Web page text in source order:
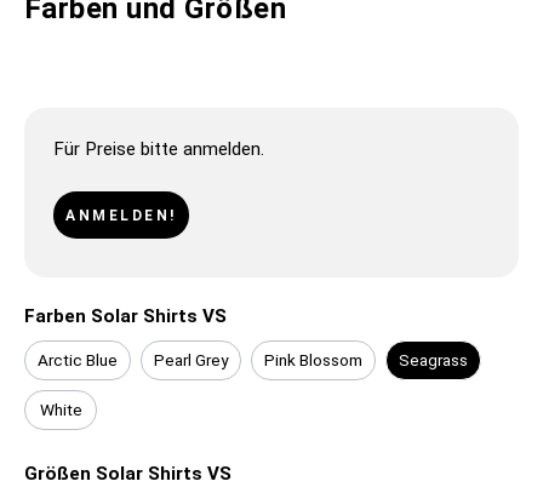
Farben und Größen
Für Preise bitte anmelden.
ANMELDEN!
Farben Solar Shirts VS
Arctic Blue Pearl Grey Pink Blossom Seagrass
White
Größen Solar Shirts VS